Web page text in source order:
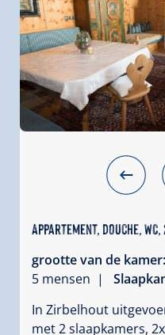
Appartement, douche,
grootte van de kamer:
5 mensen |
In Zirbelhout
met 2 slaapkamers,